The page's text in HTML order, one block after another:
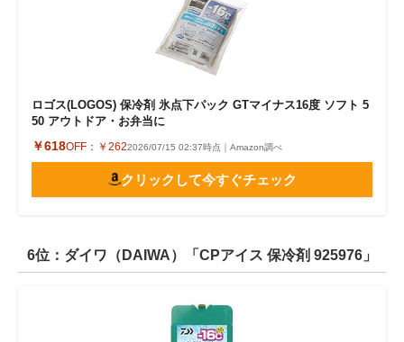
ロゴス(LOGOS) 保冷剤 氷点下パック GTマイナス16度 ソフト 5
50 アウトドア・お弁当に
￥618OFF： ￥2622026/07/15 02:37時点｜Amazon調べ
クリックして今すぐチェック
6位：ダイワ（DAIWA）「CPアイス 保冷剤 925976」